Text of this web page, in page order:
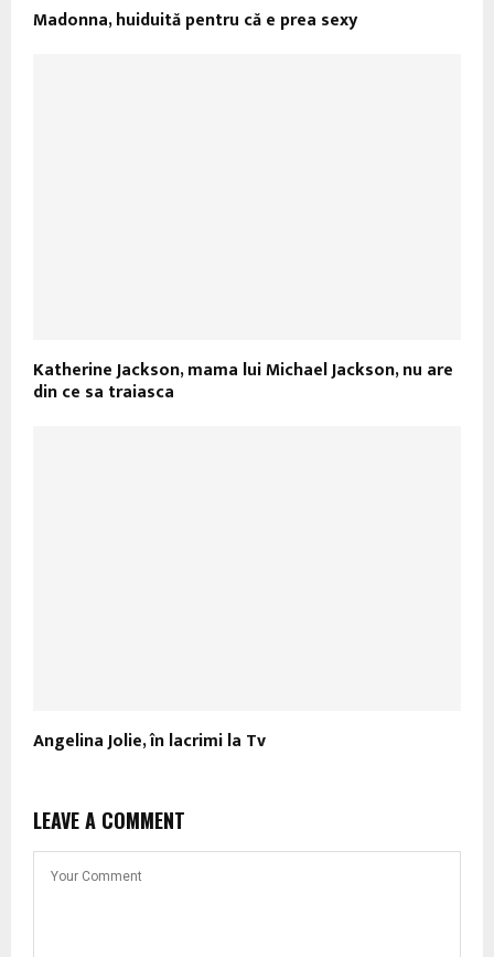
Madonna, huiduită pentru că e prea sexy
Katherine Jackson, mama lui Michael Jackson, nu are
din ce sa traiasca
Angelina Jolie, în lacrimi la Tv
LEAVE A COMMENT